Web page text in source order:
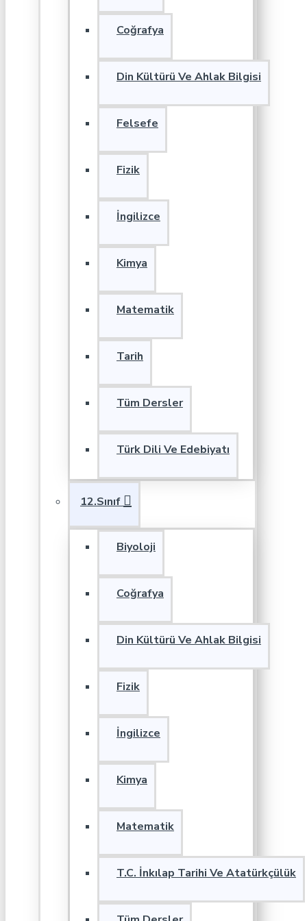
Coğrafya
Din Kültürü Ve Ahlak Bilgisi
Felsefe
Fizik
İngilizce
Kimya
Matematik
Tarih
Tüm Dersler
Türk Dili Ve Edebiyatı
12.Sınıf
Biyoloji
Coğrafya
Din Kültürü Ve Ahlak Bilgisi
Fizik
İngilizce
Kimya
Matematik
T.C. İnkılap Tarihi Ve Atatürkçülük